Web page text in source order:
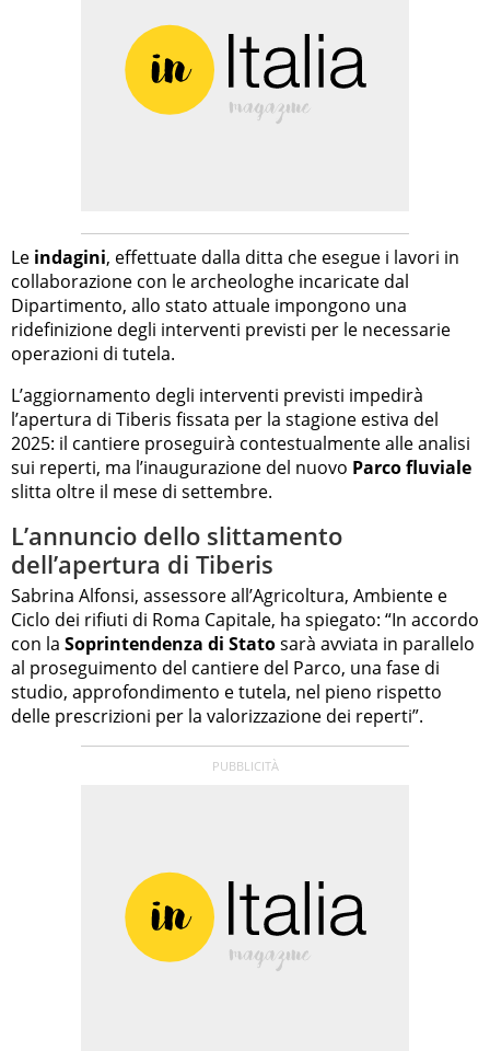
Le indagini, effettuate dalla ditta che esegue i lavori in
collaborazione con le archeologhe incaricate dal
Dipartimento, allo stato attuale impongono una
ridefinizione degli interventi previsti per le necessarie
operazioni di tutela.
L’aggiornamento degli interventi previsti impedirà
l’apertura di Tiberis fissata per la stagione estiva del
2025: il cantiere proseguirà contestualmente alle analisi
sui reperti, ma l’inaugurazione del nuovo Parco fluviale
slitta oltre il mese di settembre.
L’annuncio dello slittamento
dell’apertura di Tiberis
Sabrina Alfonsi, assessore all’Agricoltura, Ambiente e
Ciclo dei rifiuti di Roma Capitale, ha spiegato: “In accordo
con la Soprintendenza di Statosarà avviata in parallelo
al proseguimento del cantiere del Parco, una fase di
studio, approfondimento e tutela, nel pieno rispetto
delle prescrizioni per la valorizzazione dei reperti”.